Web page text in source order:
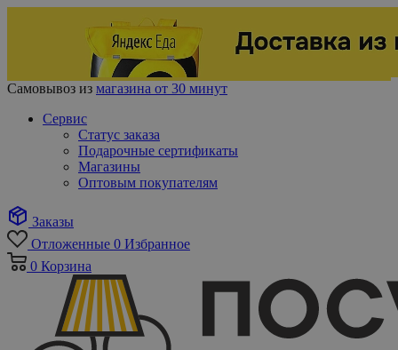
Самовывоз из магазина от 30 минут
Сервис
Статус заказа
Подарочные сертификаты
Магазины
Оптовым покупателям
Заказы
Отложенные 0 Избранное
0 Корзина